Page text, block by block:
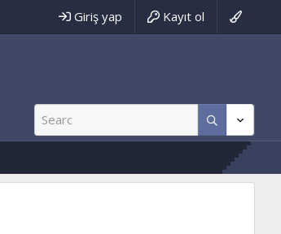
Giriş yap Kayıt ol